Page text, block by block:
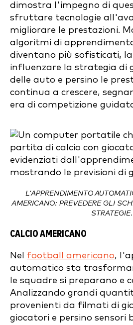
dimostra l'impegno di
sfruttare tecnologie
migliorare le prestazioni.
algoritmi di
diventano più sofisticati,
influenzare la strategia di
delle auto e persino le
continua a crescere,
era di competizione
L'APPRENDIMENTO
AMERICANO: PREVEDERE GLI
STRATEGIE.
CALCIO AMERICANO
Nel football americano,
automatico sta
le squadre si preparano e
Analizzando grandi
provenienti da filmati di
giocatori e persino sensori